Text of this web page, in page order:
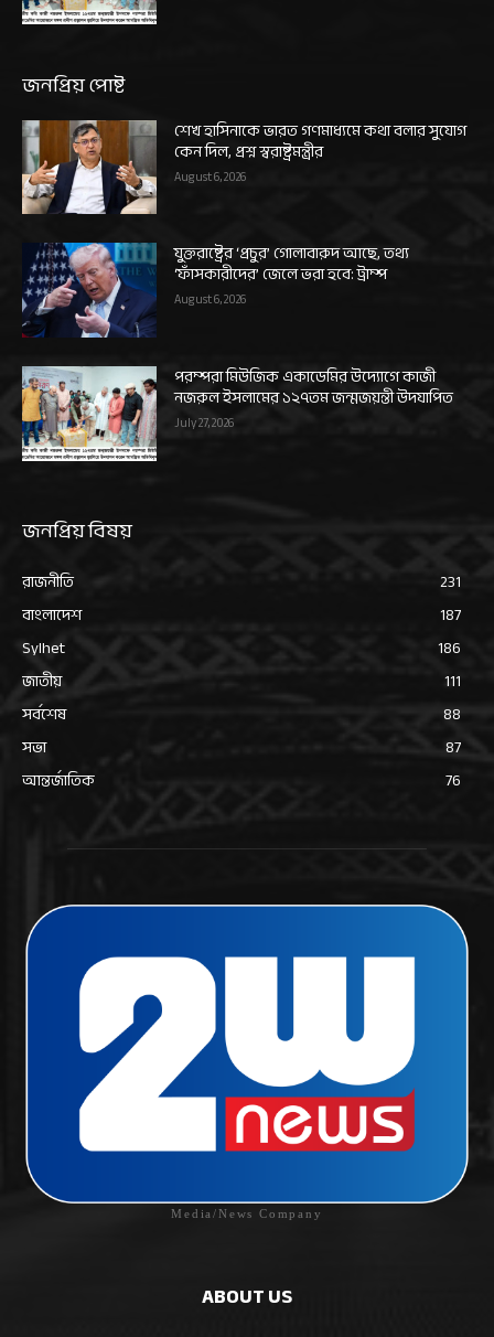
জনপ্রিয় পোষ্ট
শেখ হাসিনাকে ভারত গণমাধ্যমে কথা বলার সুযোগ
কেন দিল, প্রশ্ন স্বরাষ্ট্রমন্ত্রীর
August 6, 2026
যুক্তরাষ্ট্রের ‘প্রচুর’ গোলাবারুদ আছে, তথ্য
‘ফাঁসকারীদের’ জেলে ভরা হবে: ট্রাম্প
August 6, 2026
পরম্পরা মিউজিক একাডেমির উদ্যোগে কাজী
নজরুল ইসলামের ১২৭তম জন্মজয়ন্তী উদযাপিত
July 27, 2026
জনপ্রিয় বিষয়
রাজনীতি
231
বাংলাদেশ
187
Sylhet
186
জাতীয়
111
সর্বশেষ
88
সভা
87
আন্তর্জাতিক
76
Media/News Company
ABOUT US